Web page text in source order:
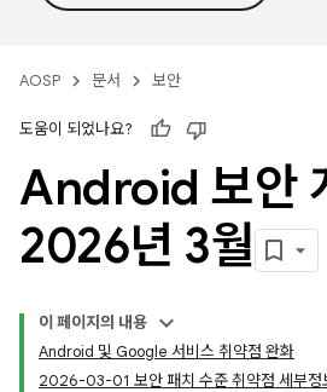
AOSP 문서 보안
도움이 되었나요?
Android 보안
2026년 3월
이 페이지의 내용
Android 및 Google 서비스 취약점 완화
2026-03-01 보안 패치 수준 취약점 세부정